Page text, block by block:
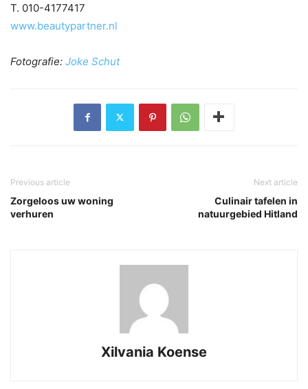
T. 010-4177417
www.beautypartner.nl
Fotografie: Joke Schut
Previous article
Zorgeloos uw woning
verhuren
Next article
Culinair tafelen in
natuurgebied Hitland
Xilvania Koense